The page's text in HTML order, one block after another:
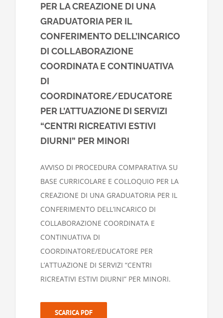
PER LA CREAZIONE DI UNA
GRADUATORIA PER IL
CONFERIMENTO DELL’INCARICO
DI COLLABORAZIONE
COORDINATA E CONTINUATIVA
DI
COORDINATORE/EDUCATORE
PER L’ATTUAZIONE DI SERVIZI
“CENTRI RICREATIVI ESTIVI
DIURNI” PER MINORI
AVVISO DI PROCEDURA COMPARATIVA SU
BASE CURRICOLARE E COLLOQUIO PER LA
CREAZIONE DI UNA GRADUATORIA PER IL
CONFERIMENTO DELL’INCARICO DI
COLLABORAZIONE COORDINATA E
CONTINUATIVA DI
COORDINATORE/EDUCATORE PER
L’ATTUAZIONE DI SERVIZI “CENTRI
RICREATIVI ESTIVI DIURNI” PER MINORI.
SCARICA PDF